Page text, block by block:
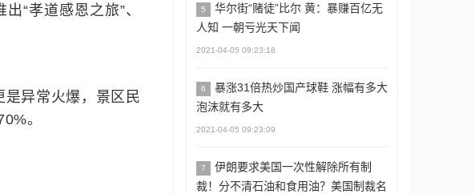
“孝道感恩之旅”、
异常火爆，景区民
。
5
华尔街“赌徒”比尔 黄：暴赚百亿无
人知 一朝亏光天下闻
2021-04-05 09:23:18
6
暴涨31倍热炒国产球鞋 涨幅有多大
泡沫就有多大
2021-04-05 09:23:09
7
伊朗要求美国一次性解除所有制
裁！分不清石油和食用油？美国制裁名